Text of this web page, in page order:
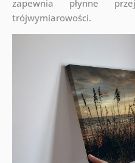
zapewnia płynne
trójwymiarowości.